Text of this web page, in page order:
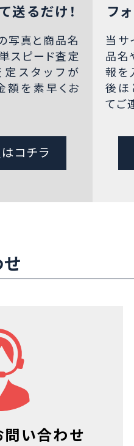
送るだけ！
写真と商品名
スピード査定
スタッフが
額を素早くお
コチラ
フ
当サ
品名
報を
後ほ
てご
問い合わせ